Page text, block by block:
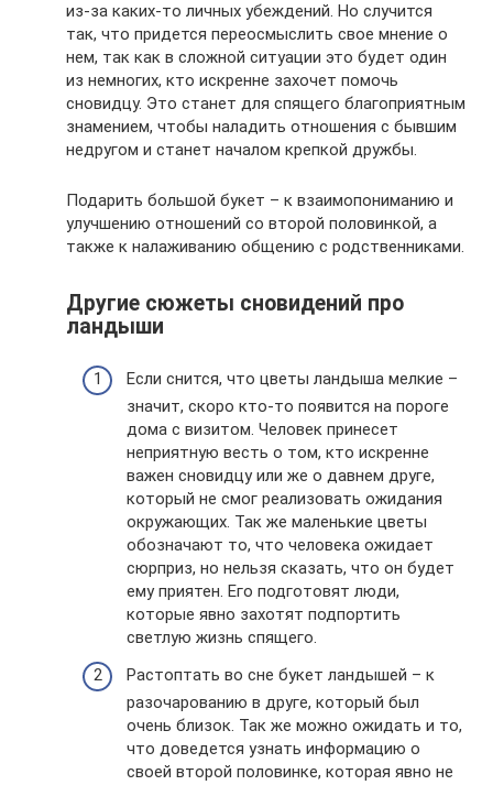
из-за каких-то личных убеждений. Но случится
так, что придется переосмыслить свое мнение о
нем, так как в сложной ситуации это будет один
из немногих, кто искренне захочет помочь
сновидцу. Это станет для спящего благоприятным
знамением, чтобы наладить отношения с бывшим
недругом и станет началом крепкой дружбы.
Подарить большой букет – к взаимопониманию и
улучшению отношений со второй половинкой, а
также к налаживанию общению с родственниками.
Другие сюжеты сновидений про
ландыши
Если снится, что цветы ландыша мелкие –
значит, скоро кто-то появится на пороге
дома с визитом. Человек принесет
неприятную весть о том, кто искренне
важен сновидцу или же о давнем друге,
который не смог реализовать ожидания
окружающих. Так же маленькие цветы
обозначают то, что человека ожидает
сюрприз, но нельзя сказать, что он будет
ему приятен. Его подготовят люди,
которые явно захотят подпортить
светлую жизнь спящего.
Растоптать во сне букет ландышей – к
разочарованию в друге, который был
очень близок. Так же можно ожидать и то,
что доведется узнать информацию о
своей второй половинке, которая явно не